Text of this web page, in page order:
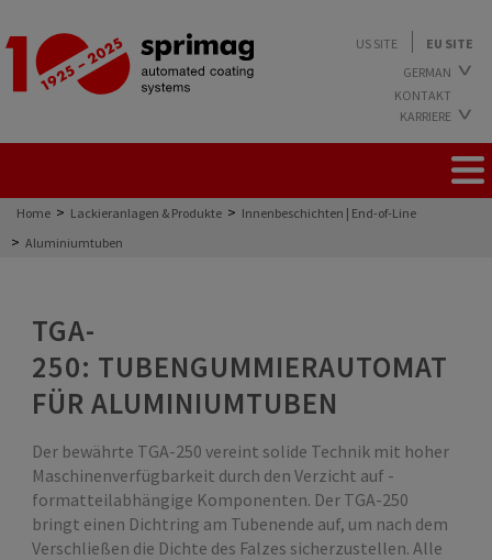
US SITE
EU SITE
GERMAN
ENGLISH
KONTAKT
KARRIERE
ARBEITEN BEI SPRIMAG
STUDIUM BEI SPRIMAG
FREIE STELLEN
Home > Lackieranlagen & Produkte > Innenbeschichten | End-of-Line
> Aluminiumtuben
TGA-
250: TUBENGUMMIERAUTOMAT
FÜR ALUMINIUMTUBEN
Der bewährte TGA-250 vereint solide Technik mit hoher
Maschinenverfügbarkeit durch den Verzicht auf ­
formatteilabhängige Komponenten. Der TGA-250
bringt einen Dichtring am Tubenende auf, um nach dem
Verschließen die Dichte des Falzes sicherzustellen. Alle